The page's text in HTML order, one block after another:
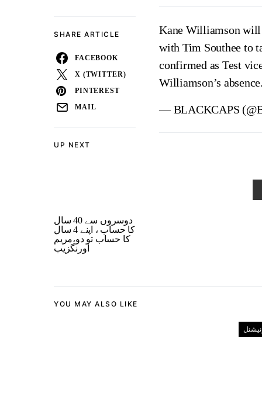
UP NEXT
دوسروں سے 40 سال
کا حساب ، اپنے 4 سال
کا حساب تو دو،مریم
اورنگزیب
SHARE ARTICLE
FACEBOOK
X (TWITTER)
PINTEREST
MAIL
Kane Williamson will
with Tim Southee to
confirmed as Test
Williamson’s absence.
— BLACKCAPS
YOU MAY ALSO LIKE